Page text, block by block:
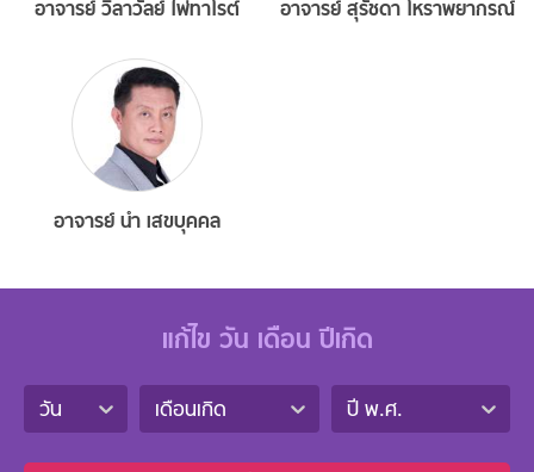
อาจารย์ วิลาวัลย์ ไพ่ทาโรต์ อาจารย์ สุรัชดา โหราพยากรณ์
อาจารย์ นำ เสขบุคคล
แก้ไข วัน เดือน ปีเกิด
วัน เดือนเกิด ปี พ.ศ.